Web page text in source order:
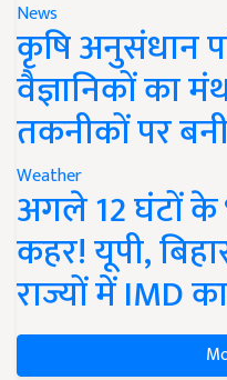
News
कृषि अनुसंधान
वैज्ञानिकों का
तकनीकों पर
Weather
अगले 12 घंटों के
कहर! यूपी,
राज्यों में IMD